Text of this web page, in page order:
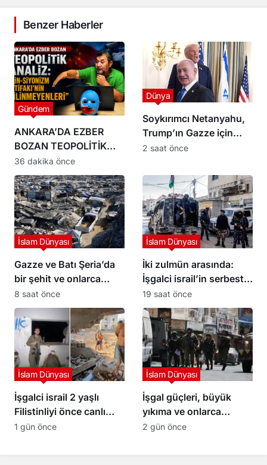
Benzer Haberler
ANKARA’DA EZBER
BOZAN TEOPOLİTİK
ANALİZ: “ÇİN-
SİYONİZM İTTİFAKI’NİN
BİLİNMEYENLERİ”
Gündem
36 dakika önce
Soykırımcı Netanyahu,
Trump’ın Gazze için
hazırladığı 15 maddelik
söyledi
Dünya
2 saat önce
Gazze ve Batı Şeria’da
bir şehit ve onlarca
yaralı
İslam Dünyası
8 saat önce
İki zulmün arasında:
İşgalci israil’in serbest
bıraktığı Filistinli
mahkumları Abbas
yönetimi gözaltına aldı
İslam Dünyası
19 saat önce
İşgalci israil 2 yaşlı
Filistinliyi önce canlı
kalkan olarak kullandı,
İslam Dünyası
1 gün önce
İşgal güçleri, büyük
yıkıma ve onlarca
kişinin gözaltına alındığı
İslam Dünyası
2 gün önce